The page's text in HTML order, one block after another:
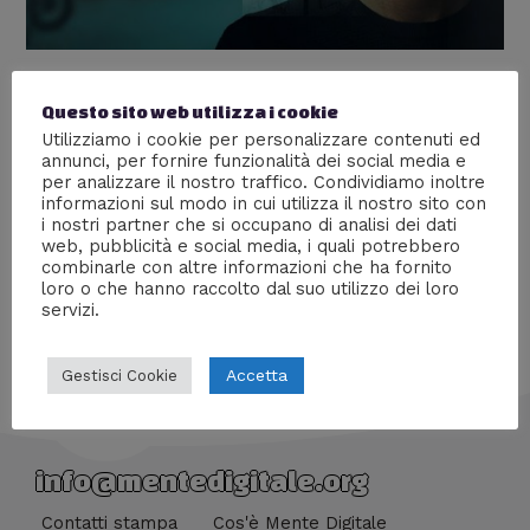
Lascia un commento /Res comanda colore/ Di
Rebecca
La serie dello stalking e lo storytelling della realtà
distorta
info@mentedigitale.org
Contatti stampa Cos'è Mente Digitale
Questo sito web utilizza i cookie
Utilizziamo i cookie per personalizzare contenuti ed
annunci, per fornire funzionalità dei social media e
per analizzare il nostro traffico. Condividiamo inoltre
informazioni sul modo in cui utilizza il nostro sito con
i nostri partner che si occupano di analisi dei dati
web, pubblicità e social media, i quali potrebbero
combinarle con altre informazioni che ha fornito
loro o che hanno raccolto dal suo utilizzo dei loro
servizi.
Gestisci Cookie Accetta